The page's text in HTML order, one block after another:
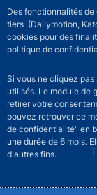
Des fonctionnalités de
tiers (Dailymotion,
cookies pour des
politique de
Si vous ne cliquez
utilisés. Le module de
retirer votre
pouvez retrouver ce
de confidentialité" en
une durée de 6 mois.
d'autres fins.
Footer